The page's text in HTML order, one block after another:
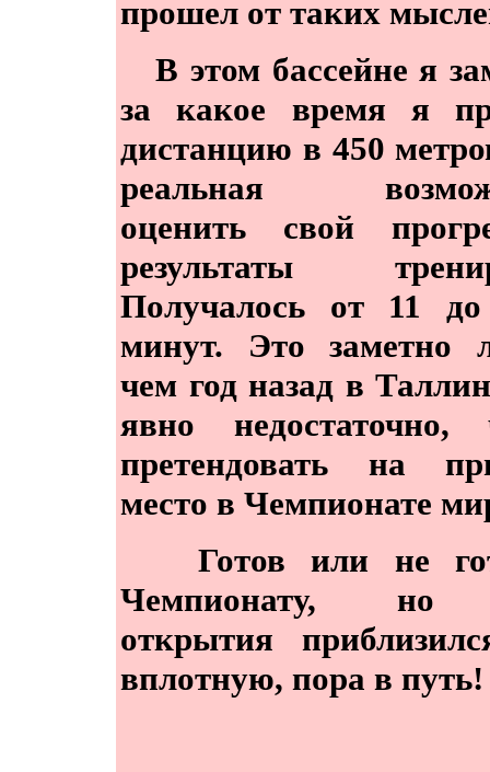
прошел от таких
В этом бассейне я
за какое время я
дистанцию в 450
реальная
оценить свой
результаты
Получалось от 11
минут. Это заметно
чем год назад в
явно недостаточно,
претендовать на
место в Чемпионате
Готов или не
Чемпионату, но
открытия
вплотную, пора в путь!